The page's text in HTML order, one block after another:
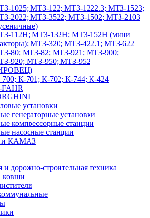
1025; МТЗ-122; МТЗ-1222.3; МТЗ-1523;
2022; МТЗ-3522; МТЗ-1502; МТЗ-2103
112Н; МТЗ-132Н; МТЗ-152Н (мини
МТЗ-320; МТЗ-422.1; МТЗ-622
80; МТЗ-82; МТЗ-921; МТЗ-900;
920; МТЗ-950; МТЗ-952
700; К-701; К-702; К-744; К-424
установки
генераторные установки
компрессорные станции
насосные станции
КАМАЗ
и дорожно-строительная техника
ковши